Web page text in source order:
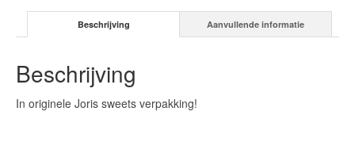
Beschrijving Aanvullende informatie
Beschrijving
In originele Joris sweets verpakking!